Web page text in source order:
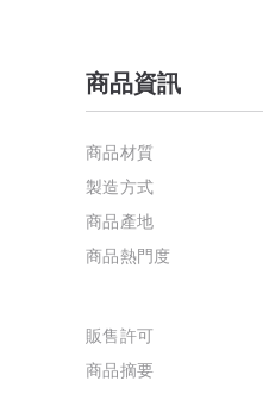
商品資訊
商品材質
製造方式
商品產地
商品熱門度
販售許可
商品摘要